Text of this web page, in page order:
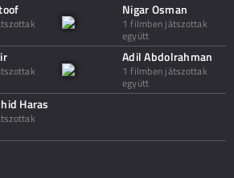
Nigar Osman
1 filmben játszottak
együtt
Adil Abdolrahman
1 filmben játszottak
együtt
Haras